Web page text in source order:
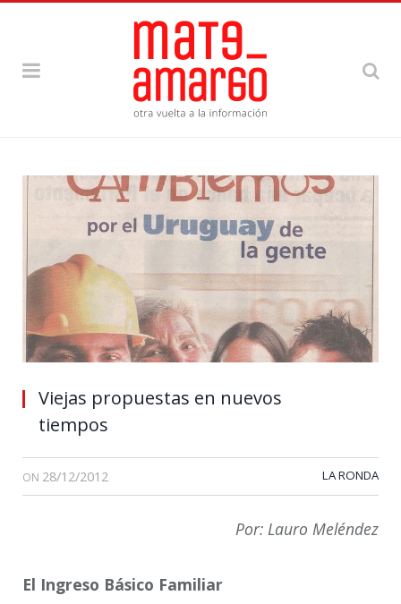
Viejas propuestas en nuevos
tiempos
ON 28/12/2012 LA RONDA
Por: Lauro Meléndez
El Ingreso Básico Familiar